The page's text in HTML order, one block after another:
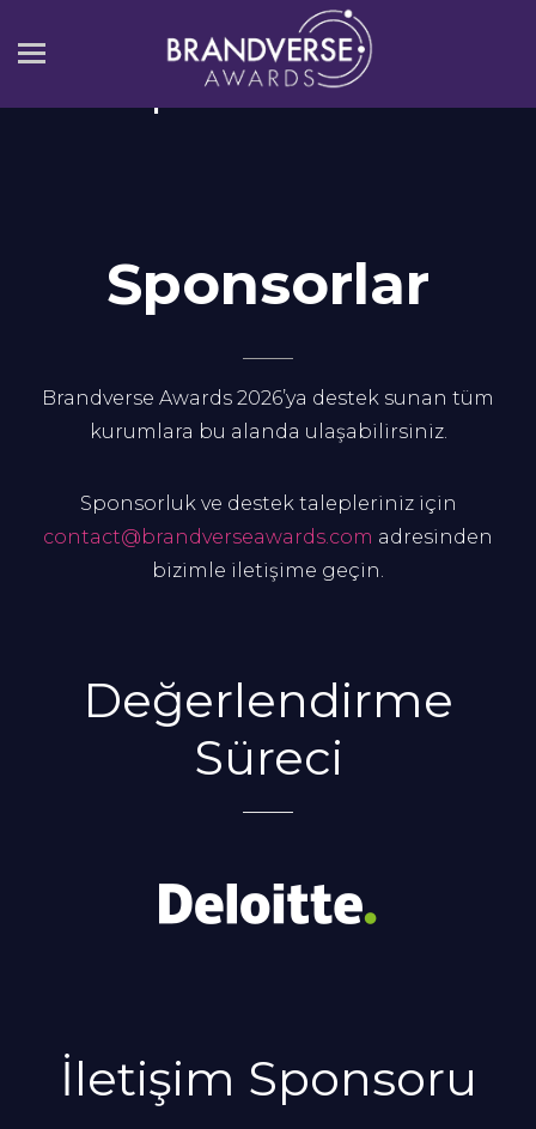
Sponsorlar
Sponsorlar
Brandverse Awards 2026’ya destek sunan tüm
kurumlara bu alanda ulaşabilirsiniz.
Sponsorluk ve destek talepleriniz için
contact@brandverseawards.com adresinden
bizimle iletişime geçin.
Değerlendirme
Süreci
İletişim Sponsoru